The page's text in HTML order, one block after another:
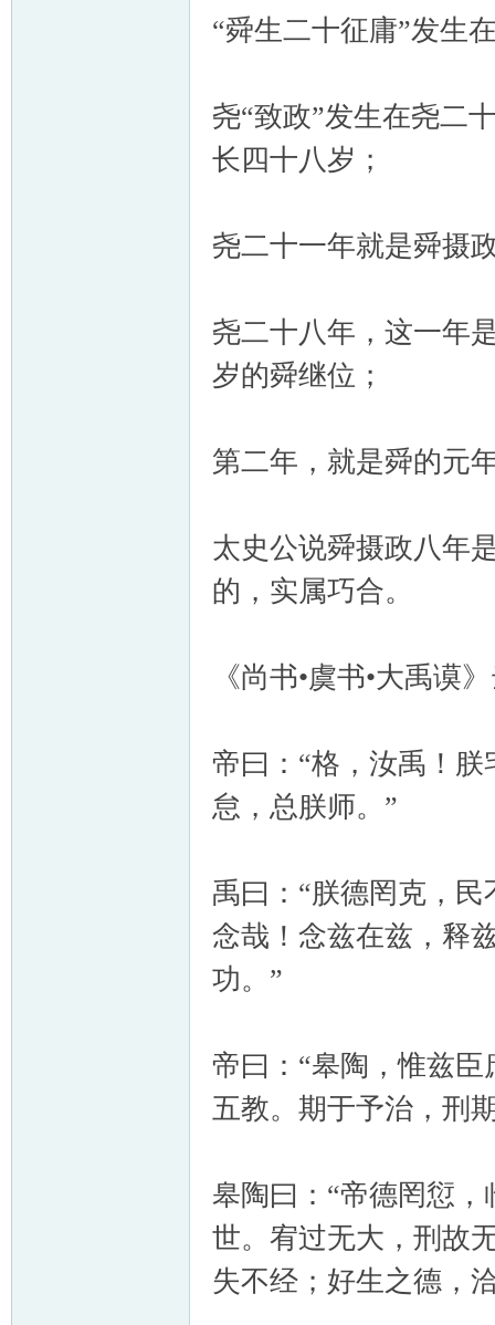
“舜生二十征庸”发生
尧“致政”发生在尧二
长四十八岁；
尧二十一年就是舜摄
尧二十八年，这一年
岁的舜继位；
第二年，就是舜的元
太史公说舜摄政八年
的，实属巧合。
《尚书•虞书•大禹谟
帝曰：“格，汝禹！
怠，总朕师。”
禹曰：“朕德罔克，
念哉！念兹在兹，释
功。”
帝曰：“皋陶，惟兹
五教。期于予治，刑
皋陶曰：“帝德罔愆
世。宥过无大，刑故
失不经；好生之德，